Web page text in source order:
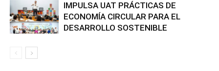
IMPULSA UAT PRÁCTICAS DE
ECONOMÍA CIRCULAR PARA EL
DESARROLLO SOSTENIBLE